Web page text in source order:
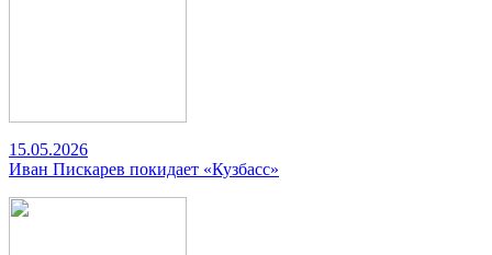
15.05.2026
Иван Пискарев покидает «Кузбасс»